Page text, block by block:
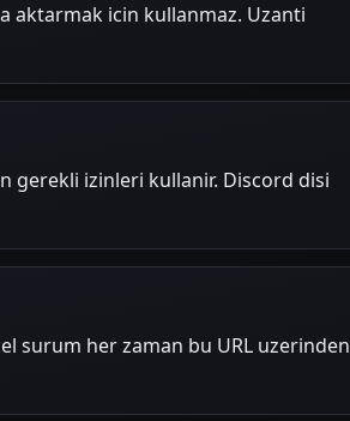
aktarmak icin kullanmaz. Uzanti
gerekli izinleri kullanir. Discord disi
surum her zaman bu URL uzerinden